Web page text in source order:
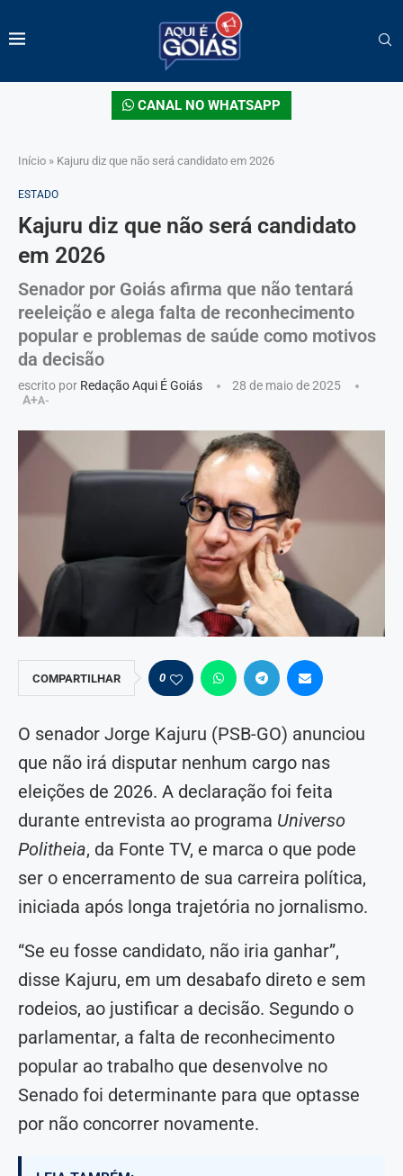
CANAL NO WHATSAPP
Início » Kajuru diz que não será candidato em 2026
ESTADO
Kajuru diz que não será candidato
em 2026
Senador por Goiás afirma que não tentará
reeleição e alega falta de reconhecimento
popular e problemas de saúde como motivos
da decisão
escrito por Redação Aqui É Goiás
28 de maio de 2025
A+A-
COMPARTILHAR 0
O senador Jorge Kajuru (PSB-GO) anunciou
que não irá disputar nenhum cargo nas
eleições de 2026. A declaração foi feita
durante entrevista ao programa Universo
Politheia, da Fonte TV, e marca o que pode
ser o encerramento de sua carreira política,
iniciada após longa trajetória no jornalismo.
“Se eu fosse candidato, não iria ganhar”,
disse Kajuru, em um desabafo direto e sem
rodeios, ao justificar a decisão. Segundo o
parlamentar, a falta de reconhecimento
popular ao trabalho que desenvolve no
Senado foi determinante para que optasse
por não concorrer novamente.